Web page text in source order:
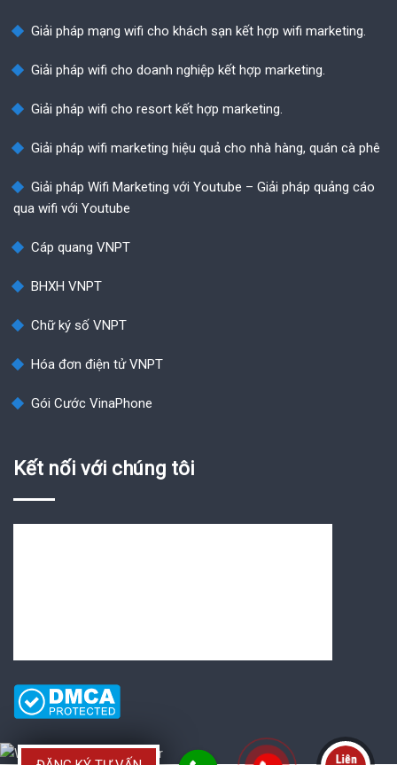
Giải pháp mạng wifi cho khách sạn kết hợp wifi marketing.
Giải pháp wifi cho doanh nghiệp kết hợp marketing.
Giải pháp wifi cho resort kết hợp marketing.
Giải pháp wifi marketing hiệu quả cho nhà hàng, quán cà phê
Giải pháp Wifi Marketing với Youtube – Giải pháp quảng cáo
qua wifi với Youtube
Cáp quang VNPT
BHXH VNPT
Chữ ký số VNPT
Hóa đơn điện tử VNPT
Gói Cước VinaPhone
Kết nối với chúng tôi